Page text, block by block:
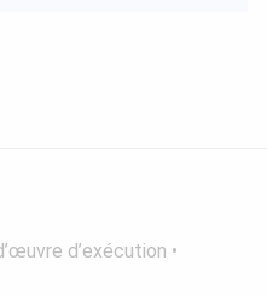
d’exécution •